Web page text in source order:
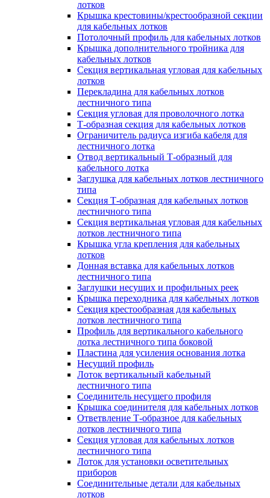
лотков
Крышка крестовины/крестообразной секции
для кабельных лотков
Потолочный профиль для кабельных лотков
Крышка дополнительного тройника для
кабельных лотков
Секция вертикальная угловая для кабельных
лотков
Перекладина для кабельных лотков
лестничного типа
Секция угловая для проволочного лотка
Т-образная секция для кабельных лотков
Ограничитель радиуса изгиба кабеля для
лестничного лотка
Отвод вертикальный Т-образный для
кабельного лотка
Заглушка для кабельных лотков лестничного
типа
Секция Т-образная для кабельных лотков
лестничного типа
Секция вертикальная угловая для кабельных
лотков лестничного типа
Крышка угла крепления для кабельных
лотков
Донная вставка для кабельных лотков
лестничного типа
Заглушки несущих и профильных реек
Крышка переходника для кабельных лотков
Секция крестообразная для кабельных
лотков лестничного типа
Профиль для вертикального кабельного
лотка лестничного типа боковой
Пластина для усиления основания лотка
Несущий профиль
Лоток вертикальный кабельный
лестничного типа
Соединитель несущего профиля
Крышка соединителя для кабельных лотков
Ответвление Т-образное для кабельных
лотков лестничного типа
Секция угловая для кабельных лотков
лестничного типа
Лоток для установки осветительных
приборов
Соединительные детали для кабельных
лотков